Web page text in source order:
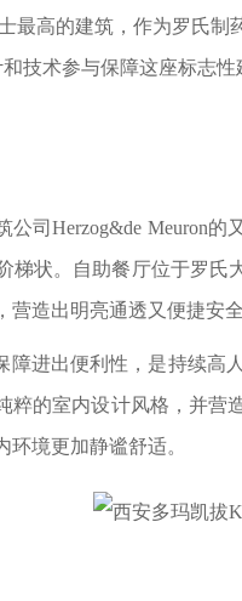
高的建筑，作为罗氏制
技术参与保障这座标志性
Herzog&de Meuron的
梯状。自助餐厅位于罗
营造出明亮通透又便捷安
进出便利性，是持续高
粹的室内设计风格，并营
境更加静谧舒适。